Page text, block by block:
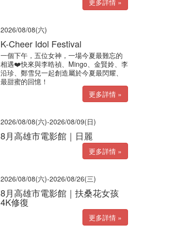
更多詳情 »
2026/08/08(六)
K-Cheer Idol Festival
一個下午，五位女神，一場今夏最難忘的
相遇❤️快來與李晧禎、Mingo、金賢姈、李
沿珍、鄭雪兒一起創造屬於今夏最閃耀、
最甜蜜的回憶！
更多詳情 »
2026/08/08(六)-2026/08/09(日)
8月高雄市電影館｜日麗
更多詳情 »
2026/08/08(六)-2026/08/26(三)
8月高雄市電影館｜扶桑花女孩
4K修復
更多詳情 »